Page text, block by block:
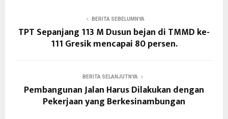
BERITA SEBELUMNYA
TPT Sepanjang 113 M Dusun bejan di TMMD ke-
111 Gresik mencapai 80 persen.
BERITA SELANJUTNYA
Pembangunan Jalan Harus Dilakukan dengan
Pekerjaan yang Berkesinambungan